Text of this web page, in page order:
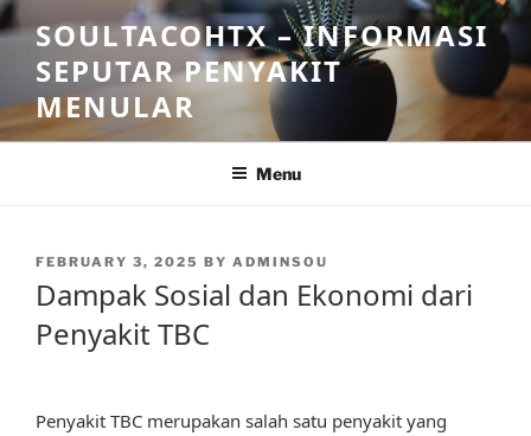
Skip
to
content
SOULTACOHTX – INFORMASI
SEPUTAR PENYAKIT
MENULAR
Menu
POSTED
FEBRUARY 3, 2025 BY ADMINSOU
Dampak Sosial dan Ekonomi dari
Penyakit TBC
Penyakit TBC merupakan salah satu penyakit yang